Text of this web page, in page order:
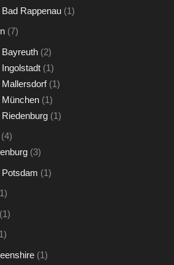
Bad Rappenau(1)
(7)
Bayreuth(2)
Ingolstadt(1)
Mallersdorf(1)
München(1)
Riedenburg(1)
(4)
(3)
Potsdam (1)
(1)
(1)